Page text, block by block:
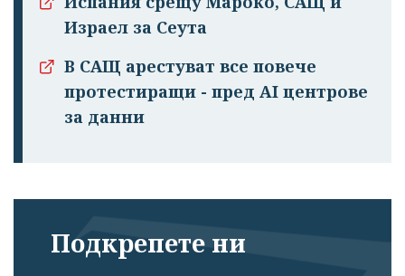
Израел за Сеута
В САЩ арестуват все повече
протестиращи - пред AI центрове
за данни
Подкрепете ни